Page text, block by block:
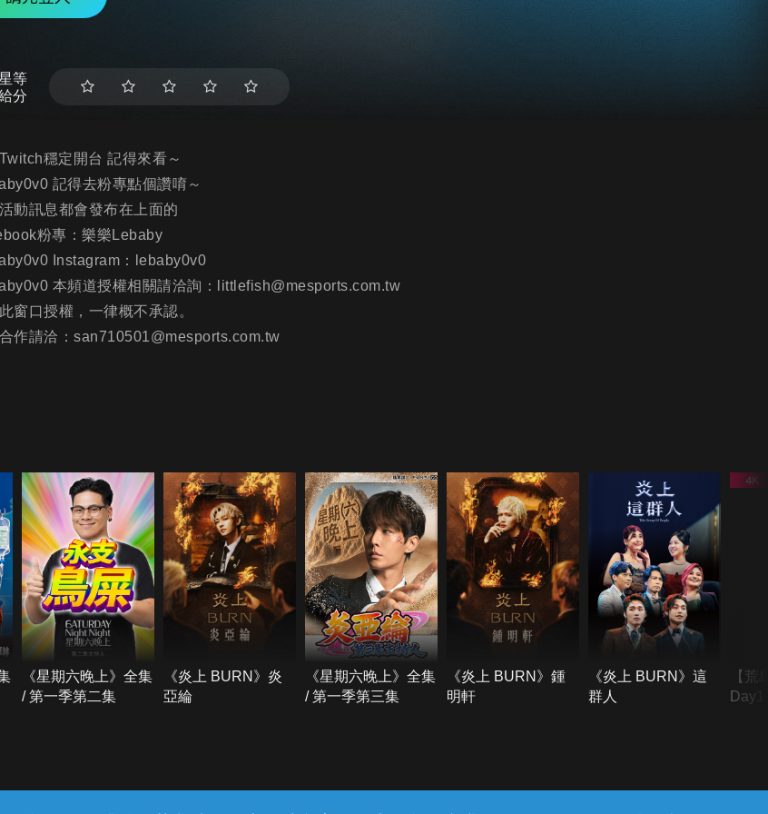
等
分
穩定開台 記得來看～
記得去粉專點個讚唷～
動訊息都會發布在上面的
粉專：樂樂Lebaby
Instagram：lebaby0v0
本頻道授權相關請洽詢：littlefish@mesports.com.tw
窗口授權，一律概不承認。
作請洽：san710501@mesports.com.tw
《星期六晚上》全集
/ 第一季第二集
《炎上 BURN》炎
亞綸
《星期六晚上》全集
/ 第一季第三集
《炎上 BURN》鍾
明軒
《炎上 BURN》這
群人
【荒
線上客服 服務條款 隱私權保護